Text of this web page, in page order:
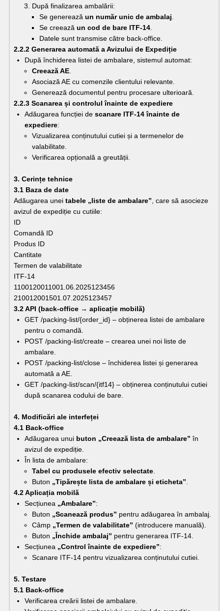
După finalizarea ambalării:
Se generează un număr unic de ambalaj.
Se creează un cod de bare ITF-14.
Datele sunt transmise către back-office.
2.2.2 Generarea automată a Avizului de Expediție
După închiderea listei de ambalare, sistemul automat:
Creează AE.
Asociază AE cu comenzile clientului relevante.
Generează documentul pentru procesare ulterioară.
2.2.3 Scanarea și controlul înainte de expediere
Adăugarea funcției de scanare ITF-14 înainte de
expediere:
Vizualizarea conținutului cutiei și a termenelor de
valabilitate.
Verificarea opțională a greutății.
3. Cerințe tehnice
3.1 Baza de date
Adăugarea unei tabele „liste de ambalare”, care să asocieze
avizul de expediție cu cutiile:
ID
Comandă ID
Produs ID
Cantitate
Termen de valabilitate
ITF-14
1100120011001.06.2025123456
210012001501.07.2025123457
3.2 API (back-office → aplicație mobilă)
GET /packing-list/{order_id} – obținerea listei de ambalare
pentru o comandă.
POST /packing-list/create – crearea unei noi liste de
ambalare.
POST /packing-list/close – închiderea listei și generarea
automată a AE.
GET /packing-list/scan/{itf14} – obținerea conținutului cutiei
după scanarea codului de bare.
4. Modificări ale interfeței
4.1 Back-office
Adăugarea unui buton „Creează lista de ambalare” în
avizul de expediție.
În lista de ambalare:
Tabel cu produsele efectiv selectate.
Buton „Tipărește lista de ambalare și eticheta”.
4.2 Aplicația mobilă
Secțiunea „Ambalare”:
Buton „Scanează produs” pentru adăugarea în ambalaj.
Câmp „Termen de valabilitate” (introducere manuală).
Buton „Închide ambalaj” pentru generarea ITF-14.
Secțiunea „Control înainte de expediere”:
Scanare ITF-14 pentru vizualizarea conținutului cutiei.
5. Testare
5.1 Back-office
Verificarea creării listei de ambalare.